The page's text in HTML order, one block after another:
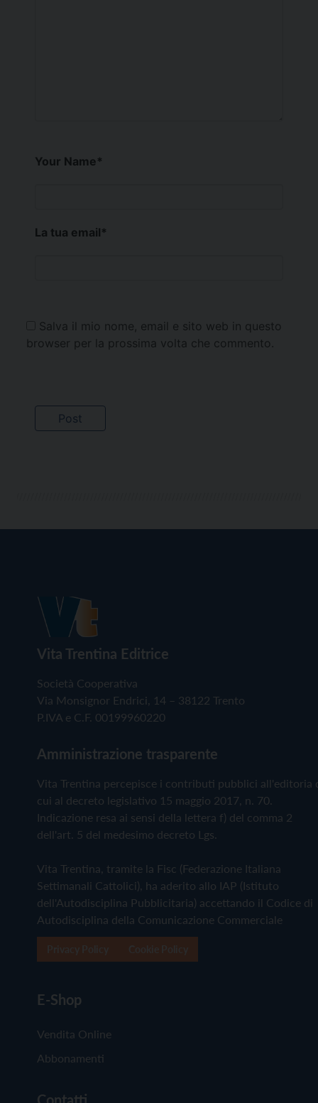
Your Name*
La tua email*
Salva il mio nome, email e sito web in questo
browser per la prossima volta che commento.
Vita Trentina Editrice
Società Cooperativa
Via Monsignor Endrici, 14 – 38122 Trento
P.IVA e C.F. 00199960220
Amministrazione trasparente
Vita Trentina percepisce i contributi pubblici all'editoria
cui al decreto legislativo 15 maggio 2017, n. 70.
Indicazione resa ai sensi della lettera f) del comma 2
dell'art. 5 del medesimo decreto Lgs.
Vita Trentina, tramite la Fisc (Federazione Italiana
Settimanali Cattolici), ha aderito allo IAP (Istituto
dell'Autodisciplina Pubblicitaria) accettando il Codice di
Autodisciplina della Comunicazione Commerciale
E-Shop
Vendita Online
Abbonamenti
Contatti